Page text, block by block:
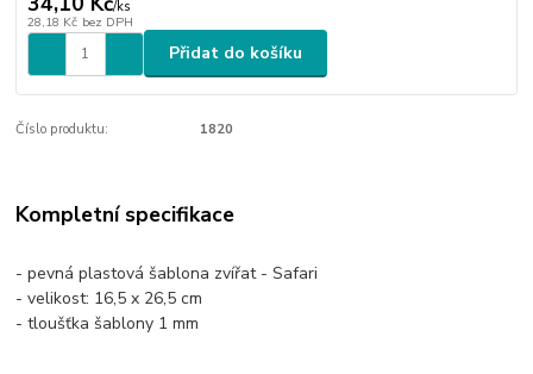
/ks
28,18 Kč bez DPH
Přidat do košíku
Číslo produktu: 1820
Kompletní specifikace
- pevná plastová šablona zvířat - Safari
- velikost: 16,5 x 26,5 cm
- tloušťka šablony 1 mm